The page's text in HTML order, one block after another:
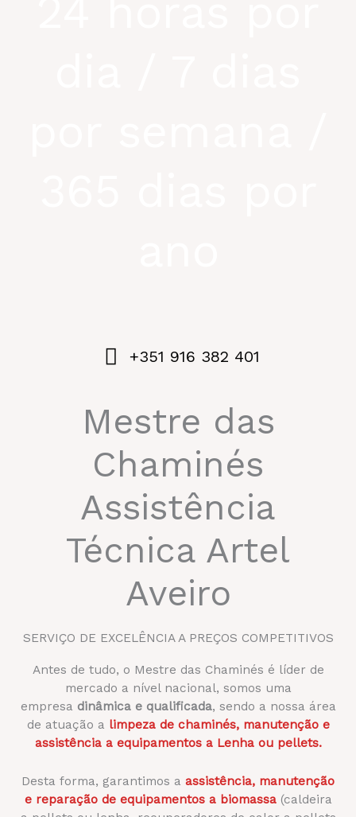
+351 916 382 401
Mestre das
Chaminés
Assistência
Técnica Artel
Aveiro
SERVIÇO DE EXCELÊNCIA A PREÇOS COMPETITIVOS
Antes de tudo, o Mestre das Chaminés é líder de
mercado a nível nacional, somos uma
empresa dinâmicae qualificada, sendo a nossa área
de atuação a limpeza de chaminés, manutenção e
assistência a equipamentos a Lenha ou pellets.
Desta forma, garantimos a assistência, manutenção
e reparação de equipamentos a biomassa(caldeira